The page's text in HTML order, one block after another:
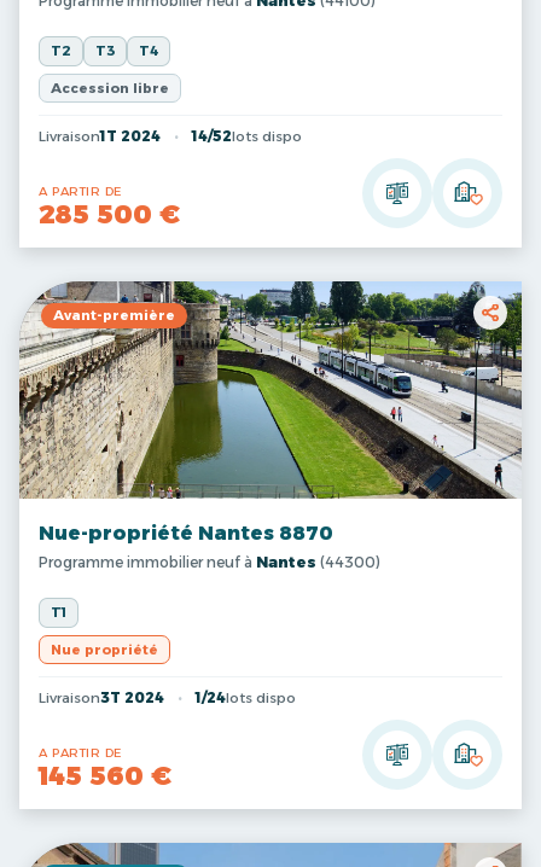
T2 T3 T4
Accession libre
Livraison1T 2024 14/52lots dispo
A PARTIR DE
285 500 €
Avant-première
Nue-propriété Nantes 8870
Programme immobilier neuf à Nantes (44300)
T1
Nue propriété
Livraison3T 2024 1/24lots dispo
A PARTIR DE
145 560 €